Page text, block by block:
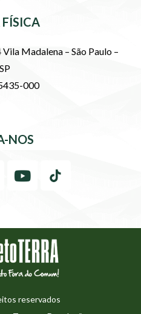
FÍSICA
Madalena – São Paulo –
SP
000
NOS
reservados